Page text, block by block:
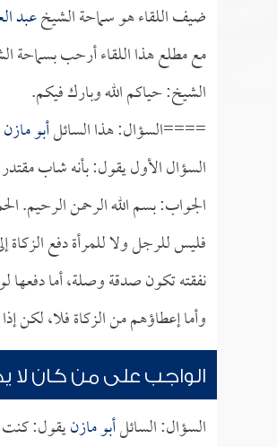
ضيف اللقاء هو سماحة الشيخعبد
مع مطلع هذا اللقاء أرحب بسماحة
الشيخ: حياكم الله وبارك فيكم.
====السؤال: هذا السائلأبو مازن
السؤال الأول يقول: بأنه شاب
الجواب: بسم الله الرحمن الرحيم.
فليس للرجل ولا للمرأة دفع الزكاة
نفقته تكون صدقة وصلة، أما دفعها
وأما إعطاؤهم من الزكاة فلا، لكن
الواجب على من كان لا
السؤال: السائلأبو مازنيقول: كنت